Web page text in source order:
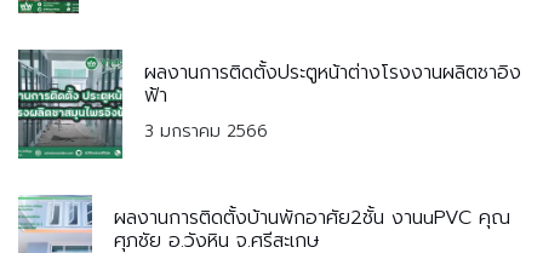
ผลงานการติดตั้งประตูหน้าต่างโรงงานผลิตชาอิง
ฟ้า
3 มกราคม 2566
ผลงานการติดตั้งบ้านพักอาศัย2ชั้น งานuPVC คุณ
ศุภชัย อ.วังหิน จ.ศรีสะเกษ